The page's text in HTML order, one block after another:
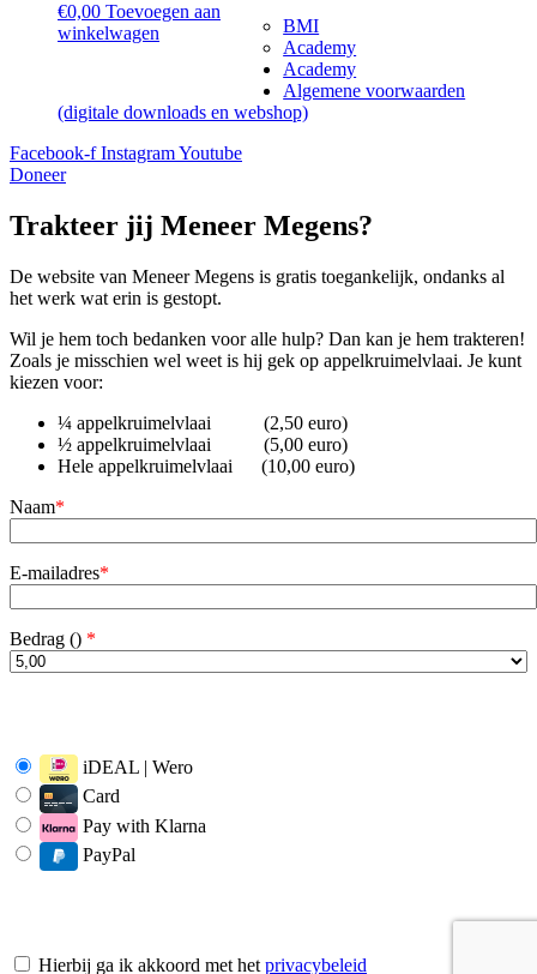
€0,00 Toevoegen aan
winkelwagen
BMI
Academy
Academy
Algemene voorwaarden
(digitale downloads en webshop)
Facebook-f InstagramYoutube
Doneer
Trakteer jij Meneer Megens?
De website van Meneer Megens is gratis toegankelijk, ondanks al
het werk wat erin is gestopt.
Wil je hem toch bedanken voor alle hulp? Dan kan je hem trakteren!
Zoals je misschien wel weet is hij gek op appelkruimelvlaai. Je kunt
kiezen voor:
¼ appelkruimelvlaai (2,50 euro)
½ appelkruimelvlaai (5,00 euro)
Hele appelkruimelvlaai (10,00 euro)
Naam*
E-mailadres*
Bedrag () *
iDEAL | Wero
Card
Pay with Klarna
PayPal
Hierbij ga ik akkoord met het privacybeleid